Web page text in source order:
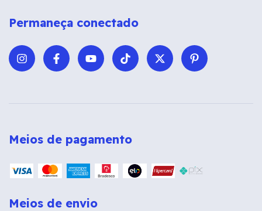
Permaneça conectado
Meios de pagamento
Meios de envio